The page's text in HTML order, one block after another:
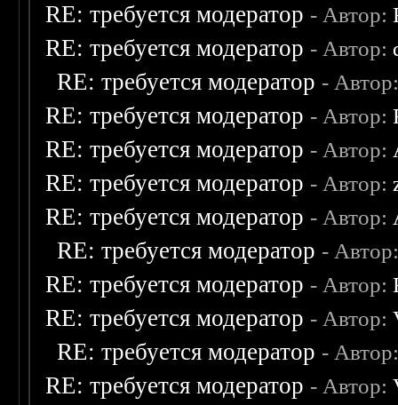
RE: требуется модератор - Автор:
RE: требуется модератор - Автор:
RE: требуется модератор -
RE: требуется модератор - Автор:
RE: требуется модератор - Автор:
RE: требуется модератор - Автор:
RE: требуется модератор - Автор:
RE: требуется модератор -
RE: требуется модератор - Автор:
RE: требуется модератор - Автор:
RE: требуется модератор -
RE: требуется модератор - Автор: